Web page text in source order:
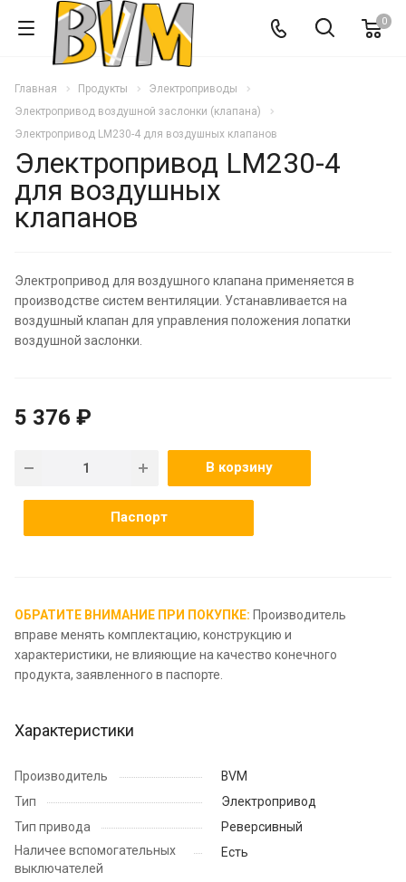
0
Главная Продукты
Электроприводы
Электропривод воздушной заслонки (клапана)
Электропривод LM230-4 для воздушных клапанов
Электропривод LM230-4
для воздушных
клапанов
Электропривод для воздушного клапана применяется в
производстве систем вентиляции. Устанавливается на
воздушный клапан для управления положения лопатки
воздушной заслонки.
5 376 ₽
В корзину
Паспорт
ОБРАТИТЕ ВНИМАНИЕ ПРИ ПОКУПКЕ: Производитель
вправе менять комплектацию, конструкцию и
характеристики, не влияющие на качество конечного
продукта, заявленного в паспорте.
Характеристики
Производитель
BVM
Тип
Электропривод
Тип привода
Реверсивный
Наличее вспомогательных
выключателей
Есть